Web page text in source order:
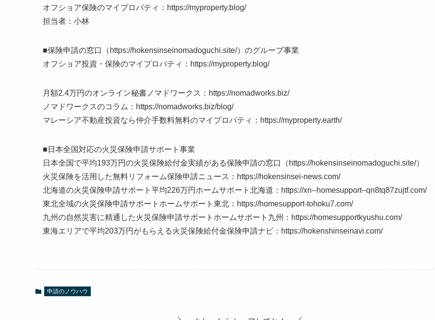
オフショア保険のマイプロパティ：https://myproperty.blog/
担当者：小林
■保険申請の窓口（https://hokensinseinomadoguchi.site/）のグループ事業
オフショア投資・保険のマイプロパティ：https://myproperty.blog/
月額2.4万円のオンライン秘書ノマドワークス：https://nomadworks.biz/
ノマドワークスのコラム：https://nomadworks.biz/blog/
マレーシア不動産投資なら仲介手数料無料のマイプロパティ：https://myproperty.earth/
■日本全国対応の火災保険申請サポート事業
日本全国で平均193万円の火災保険給付金実績がある保険申請の窓口（https://hokensinseinomadoguchi.site/）
火災保険を活用した無料リフォーム保険申請ニュース：https://hokensinsei-news.com/
北海道の火災保険申請サポート平均226万円ホームサポート北海道：https://xn--homesupport–qn8tq87zujtf.com/
東北全域の火災保険申請サポートホームサポート東北：https://homesupport-tohoku7.com/
九州の自然災害に精通した火災保険申請サポートホームサポート九州：https://homesupportkyushu.com/
東海エリアで平均203万円がもらえる火災保険給付金保険申請ナビ：https://hokenshinseinavi.com/
申請のノウハウ